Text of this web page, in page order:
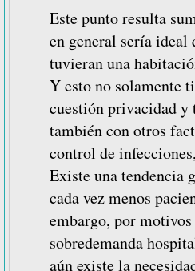
Este punto resulta
en general sería ideal
tuvieran una
Y esto no solamente
cuestión privacidad
también con otros
control de
Existe una tendencia
cada vez menos
embargo, por
sobredemanda
aún existe la